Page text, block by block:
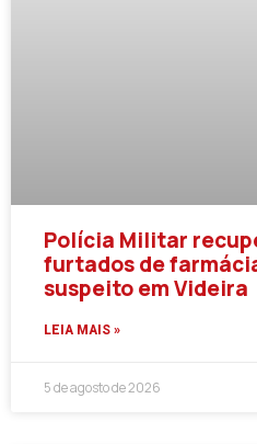
Polícia Militar
furtados de
suspeito em Videira
LEIA MAIS »
5 de agosto de 2026